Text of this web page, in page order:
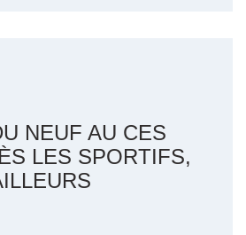
NEUF AU CES
LES SPORTIFS,